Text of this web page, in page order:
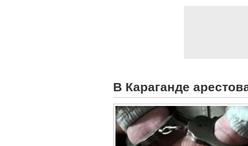
В Караганде